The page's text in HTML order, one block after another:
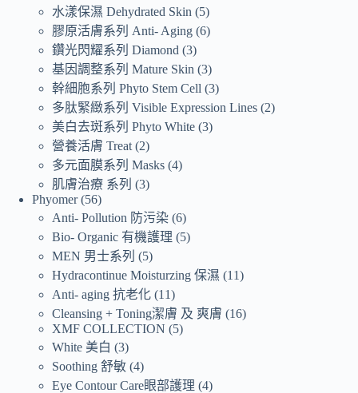
水漾保濕 Dehydrated Skin
5
膠原活膚系列 Anti- Aging 6
鑽光閃耀系列 Diamond 3
基因調整系列 Mature Skin 3
幹細胞系列 Phyto Stem Cell 3
多肽緊緻系列 Visible Expression Lines 2
美白去斑系列 Phyto White 3
營養活膚 Treat 2
多元面膜系列 Masks 4
肌膚治療 系列
3
Phyomer 56
Anti- Pollution 防污染 6
Bio- Organic 有機護理
5
MEN 男士系列
5
Hydracontinue Moisturzing 保濕
11
Anti- aging 抗老化 11
Cleansing + Toning潔膚 及 爽膚
16
XMF COLLECTION
5
White 美白
3
Soothing 舒敏 4
Eye Contour Care眼部護理 4